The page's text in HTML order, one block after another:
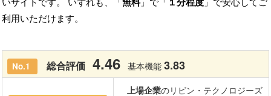
利用いただけます。